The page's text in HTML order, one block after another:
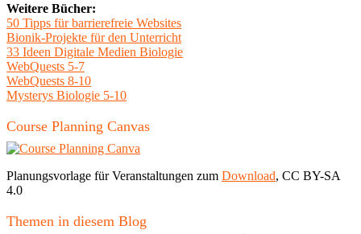
Weitere Bücher:
50 Tipps für barrierefreie Websites
Bionik-Projekte für den Unterricht
33 Ideen Digitale Medien Biologie
WebQuests 5-7
WebQuests 8-10
Mysterys Biologie 5-10
Course Planning Canvas
Planungsvorlage für Veranstaltungen zum Download, CC BY-SA
4.0
Themen in diesem Blog